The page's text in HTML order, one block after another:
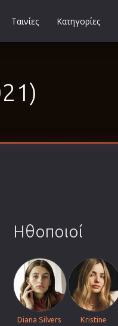
Ταινίες Κατηγορίες
Ηθοποιοί
Diana Silvers
Kristine